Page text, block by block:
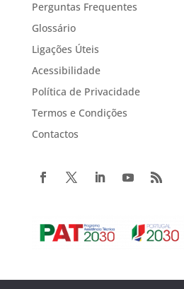
Perguntas Frequentes
Glossário
Ligações Úteis
Acessibilidade
Política de Privacidade
Termos e Condições
Contactos